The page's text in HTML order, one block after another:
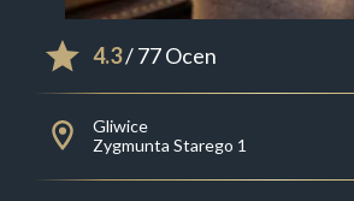
4.3/ 77 Ocen
Gliwice
Zygmunta Starego 1